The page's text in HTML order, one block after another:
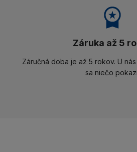
Záruka až 5
Záručná doba je až 5 rokov. U
sa niečo